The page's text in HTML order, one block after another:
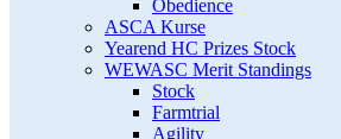
Obedience
ASCA Kurse
Yearend HC Prizes Stock
WEWASC Merit Standings
Stock
Farmtrial
Agility